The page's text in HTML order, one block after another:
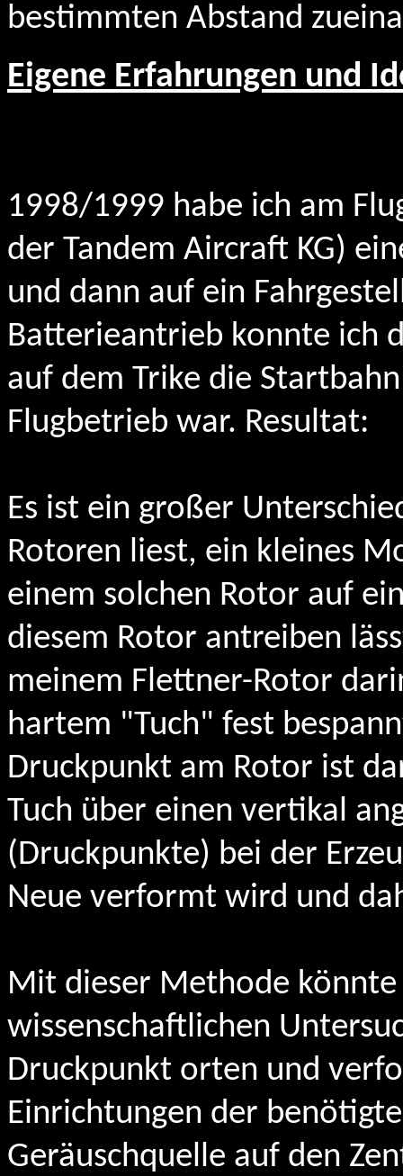
bestimmten Abstand
Eigene Erfahrungen und
1998/1999 habe ich am
der Tandem Aircraft KG)
und dann auf ein
Batterieantrieb konnte ich
auf dem Trike die
Flugbetrieb war. Resultat:
Es ist ein großer
Rotoren liest, ein kleines
einem solchen Rotor auf
diesem Rotor antreiben
meinem Flettner-Rotor
hartem "Tuch" fest
Druckpunkt am Rotor ist
Tuch über einen vertikal
(Druckpunkte) bei der
Neue verformt wird und
Mit dieser Methode
wissenschaftlichen
Druckpunkt orten und
Einrichtungen der
Geräuschquelle auf den